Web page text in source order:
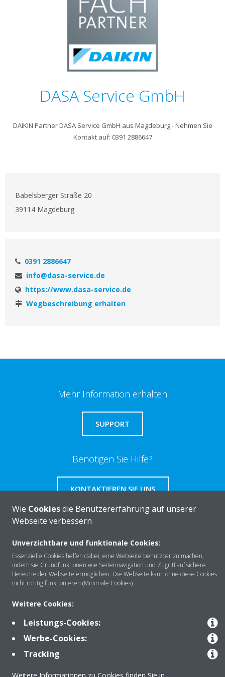
DASA Service GmbH
DAIKIN Partner DASA Service GmbH aus Magdeburg - Nehmen Sie
Kontakt auf: 0391 2886647
Babelsberger Straße 20
39114 Magdeburg
0391 2886647
info@dasa-service.de
https://www.dasa-service.de
Wegbeschreibung erhalten
Mehr Information erhalten
SUPPORT
Benötigen Sie Hilfe?
KONTAKTIEREN SIE UNS
Über DAIKIN
Anwendungsbereiche
Kontakt
Wie Cookiesdie Benutzererfahrung auf unserer
Webseite verbessern
Unverzichtbare und funktionale Cookies:
Essenzielle Cookies helfen dabei, eine Webseite benutzbar zu machen,
indem sie Grundfunktionen wie Seitennavigation und Zugriff auf sichere
Bereiche der Webseite ermöglichen. Die Webseite kann ohne diese Cookies
nicht richtig funktionieren (Minimale Cookies).
Weitere Cookies:
Leistungs-Cookies:
Werbe-Cookies:
Tracking